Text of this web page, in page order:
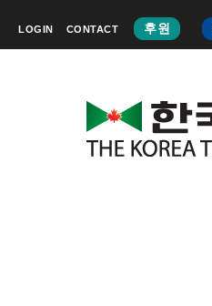
LOGIN CONTACT 후원